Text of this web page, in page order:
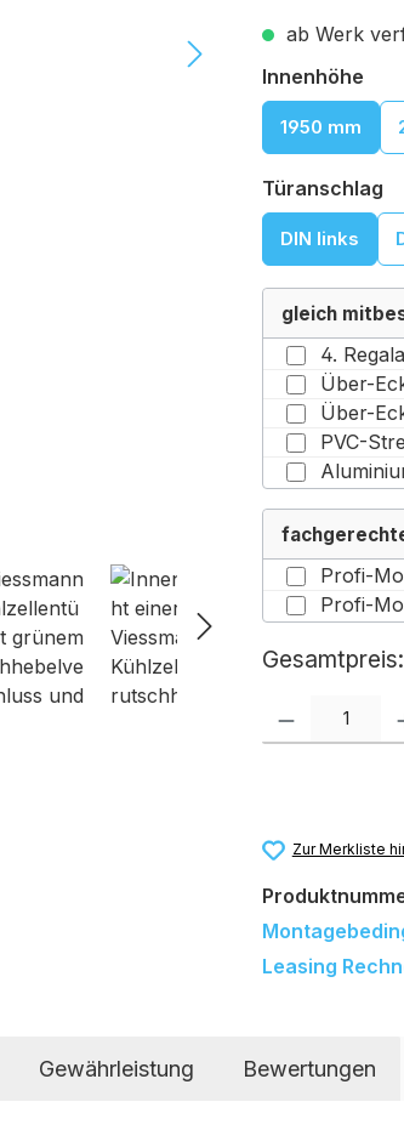
ab Werk
Innenhöhe
1950 mm
Türanschlag
DIN links
gleich
Gesamtpreis:
Produkt Anzahl:
Zur Merkliste
Leasing
Gewährleistung Bewertungen